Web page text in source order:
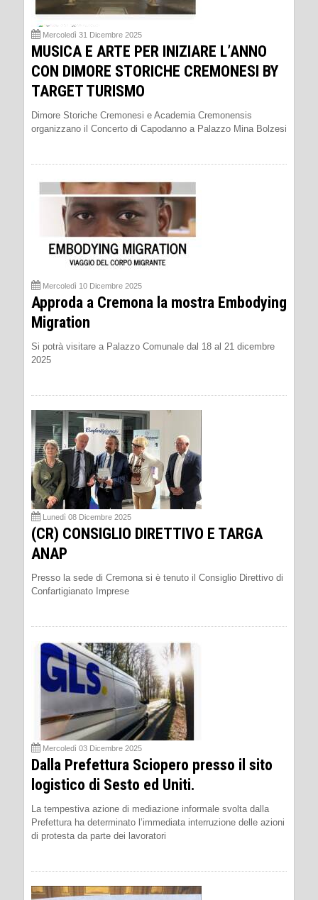
Mercoledì 31 Dicembre 2025
MUSICA E ARTE PER INIZIARE L’ANNO
CON DIMORE STORICHE CREMONESI BY
TARGET TURISMO
Dimore Storiche Cremonesi e Academia Cremonensis
organizzano il Concerto di Capodanno a Palazzo Mina Bolzesi
Mercoledì 10 Dicembre 2025
Approda a Cremona la mostra Embodying
Migration
Si potrà visitare a Palazzo Comunale dal 18 al 21 dicembre
2025
Lunedì 08 Dicembre 2025
(CR) CONSIGLIO DIRETTIVO E TARGA
ANAP
Presso la sede di Cremona si è tenuto il Consiglio Direttivo di
Confartigianato Imprese
Mercoledì 03 Dicembre 2025
Dalla Prefettura Sciopero presso il sito
logistico di Sesto ed Uniti.
La tempestiva azione di mediazione informale svolta dalla
Prefettura ha determinato l’immediata interruzione delle azioni
di protesta da parte dei lavoratori